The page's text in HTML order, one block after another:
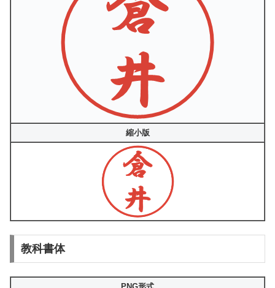
縮小版
教科書体